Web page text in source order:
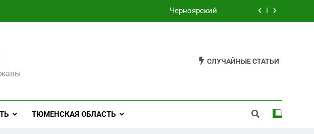
Черноярский
Староуткинск
Черноярский
СЛУЧАЙНЫЕ СТАТЬИ
ТЮМЕНСКАЯ ОБЛАСТЬ